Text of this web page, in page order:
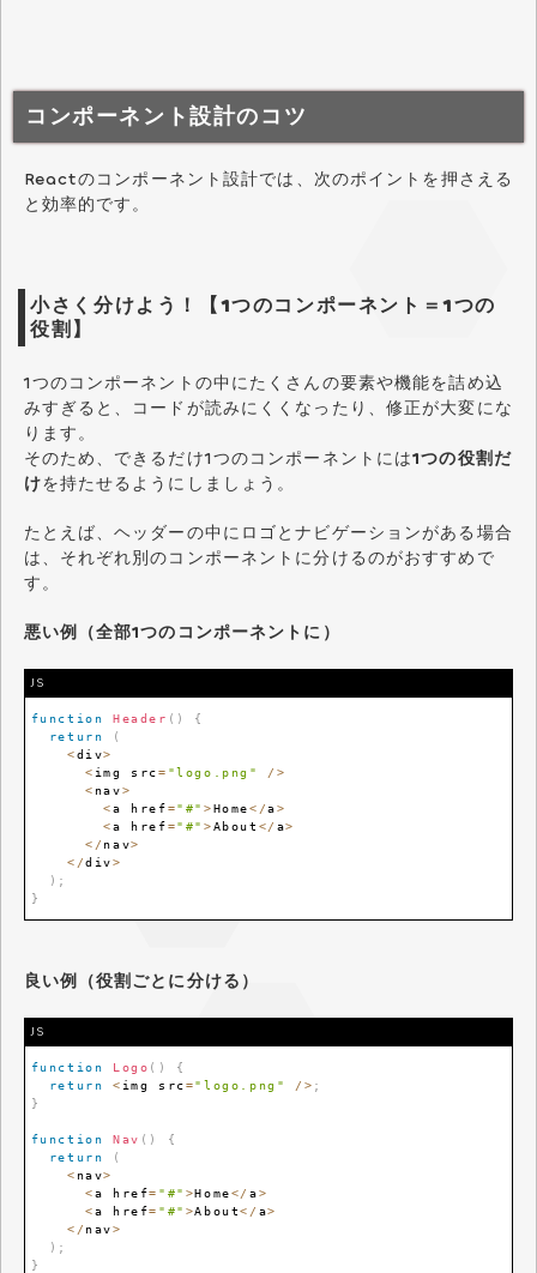
コンポーネント設計のコツ
Reactのコンポーネント設計では、次のポイントを押さえる
と効率的です。
小さく分けよう！【1つのコンポーネント＝1つの
役割】
1つのコンポーネントの中にたくさんの要素や機能を詰め込
みすぎると、コードが読みにくくなったり、修正が大変にな
ります。
そのため、できるだけ1つのコンポーネントには1つの役割だ
けを持たせるようにしましょう。
たとえば、ヘッダーの中にロゴとナビゲーションがある場合
は、それぞれ別のコンポーネントに分けるのがおすすめで
す。
悪い例（全部1つのコンポーネントに）
JS
function Header ( )
{
return
(
<div>
< img src= "logo.png" / >
< nav>
<a href="#" >Home< /a>
<a href="#" >About </ a>
< / nav>
< /div>
) ;
}
良い例（役割ごとに分ける）
JS
function Logo ( )
{
return
< img src="logo.png" / > ;
}
function Nav ( )
{
return
(
< nav>
<a href= "#" >Home</ a>
<a href= "#" >About< / a>
< / nav>
) ;
}